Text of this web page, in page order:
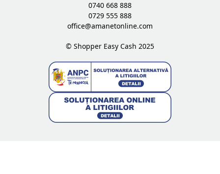
0740 668 888
0729 555 888
office@amanetonline.com
© Shopper Easy Cash 2025